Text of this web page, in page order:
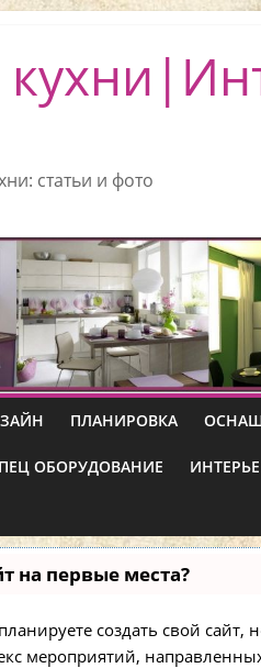
статьи и фото
ПЛАНИРОВКА
ОБОРУДОВАНИЕ
на первые места?
создать свой сайт,
мероприятий,